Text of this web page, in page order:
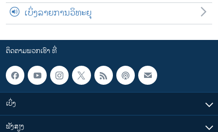
ເບິ່ງລາຍການວິທະຍຸ
ຕິດຕາມພວກເຮົາ ທີ່
ເບິ່ງ
ຟັງສຽງ